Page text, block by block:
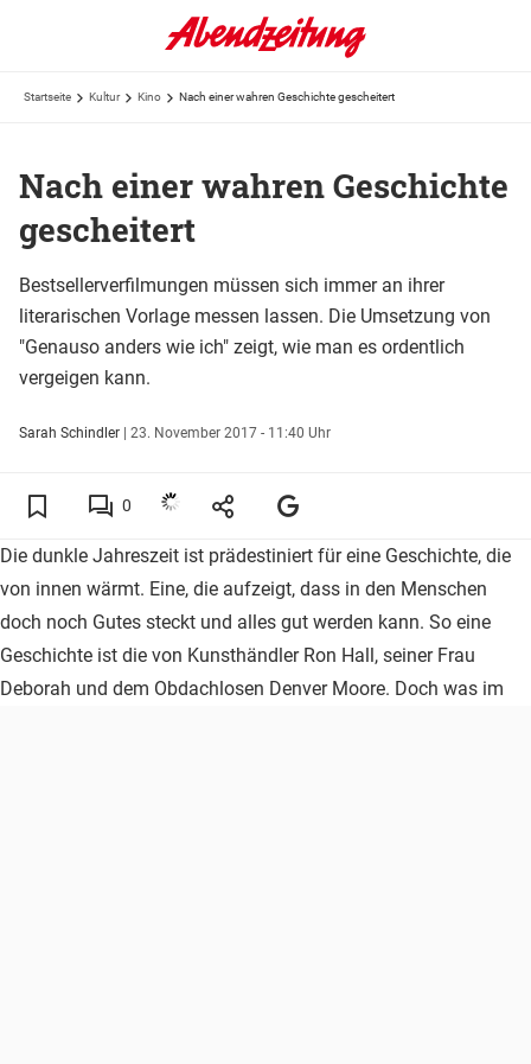
Startseite Kultur Kino Nach einer wahren Geschichte gescheitert
Nach einer wahren Geschichte
gescheitert
Bestsellerverfilmungen müssen sich immer an ihrer
literarischen Vorlage messen lassen. Die Umsetzung von
"Genauso anders wie ich" zeigt, wie man es ordentlich
vergeigen kann.
Sarah Schindler | 23. November 2017 - 11:40 Uhr
0
Die dunkle Jahreszeit ist prädestiniert für eine Geschichte, die
von innen wärmt. Eine, die aufzeigt, dass in den Menschen
doch noch Gutes steckt und alles gut werden kann. So eine
Geschichte ist die von Kunsthändler Ron Hall, seiner Frau
Deborah und dem Obdachlosen Denver Moore. Doch was im